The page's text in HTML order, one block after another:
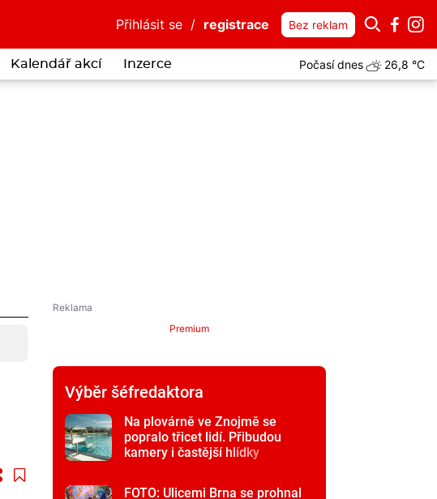
Přihlásit se / registrace Bez reklam
Kalendář akcí Inzerce Počasí dnes 26,8 °C
Premium
Výběr šéfredaktora
Na plovárně ve Znojmě se
popralo třicet lidí. Přibudou
kamery i častější hlídky
FOTO: Ulicemi Brna se prohnal